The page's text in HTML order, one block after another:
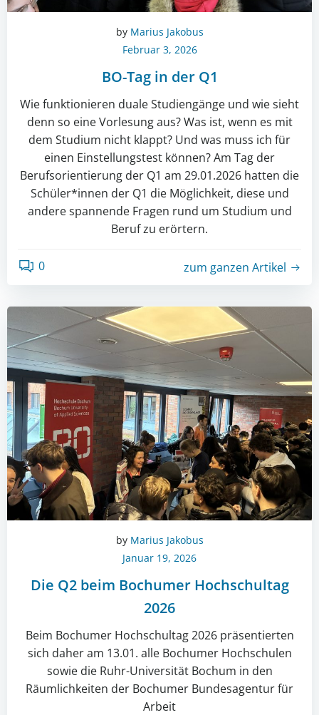
by Marius Jakobus
Februar 3, 2026
BO-Tag in der Q1
Wie funktionieren duale Studiengänge und wie sieht
denn so eine Vorlesung aus? Was ist, wenn es mit
dem Studium nicht klappt? Und was muss ich für
einen Einstellungstest können? Am Tag der
Berufsorientierung der Q1 am 29.01.2026 hatten die
Schüler*innen der Q1 die Möglichkeit, diese und
andere spannende Fragen rund um Studium und
Beruf zu erörtern.
0 zum ganzen Artikel
by Marius Jakobus
Januar 19, 2026
Die Q2 beim Bochumer Hochschultag
2026
Beim Bochumer Hochschultag 2026 präsentierten
sich daher am 13.01. alle Bochumer Hochschulen
sowie die Ruhr-Universität Bochum in den
Räumlichkeiten der Bochumer Bundesagentur für
Arbeit